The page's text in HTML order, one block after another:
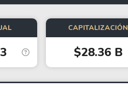
ETFs
VOO
IVV
SPY
CAPITALIZACIÓN
$28.36 B